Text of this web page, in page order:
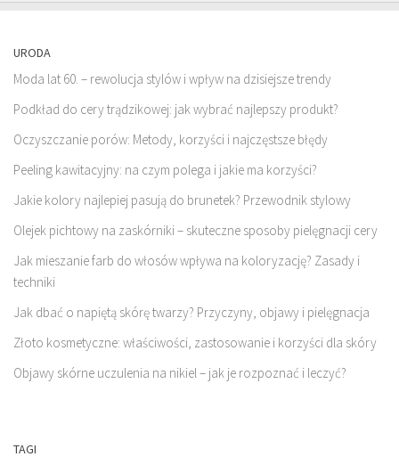
URODA
Moda lat 60. – rewolucja stylów i wpływ na dzisiejsze trendy
Podkład do cery trądzikowej: jak wybrać najlepszy produkt?
Oczyszczanie porów: Metody, korzyści i najczęstsze błędy
Peeling kawitacyjny: na czym polega i jakie ma korzyści?
Jakie kolory najlepiej pasują do brunetek? Przewodnik stylowy
Olejek pichtowy na zaskórniki – skuteczne sposoby pielęgnacji cery
Jak mieszanie farb do włosów wpływa na koloryzację? Zasady i
techniki
Jak dbać o napiętą skórę twarzy? Przyczyny, objawy i pielęgnacja
Złoto kosmetyczne: właściwości, zastosowanie i korzyści dla skóry
Objawy skórne uczulenia na nikiel – jak je rozpoznać i leczyć?
TAGI